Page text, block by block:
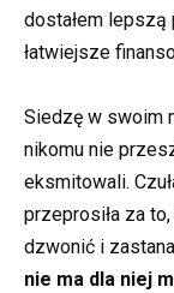
dostałem lepszą
łatwiejsze
Siedzę w swoim
nikomu nie
eksmitowali.
przeprosiła za
dzwonić i
nie ma dla niej